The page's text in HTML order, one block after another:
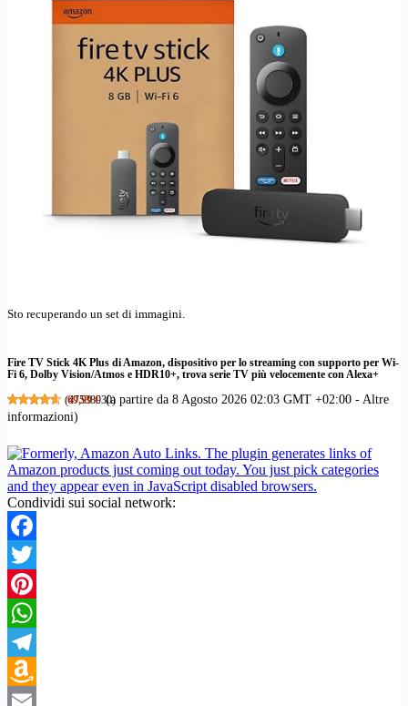
Sto recuperando un set di immagini.
Fire TV Stick 4K Plus di Amazon, dispositivo per lo streaming con supporto per Wi-
Fi 6, Dolby Vision/Atmos e HDR10+, trova serie TV più velocemente con Alexa+
(47538930)
69,99 € (a partire da 8 Agosto 2026 02:03 GMT +02:00 - Altre
informazioni)
Condividi sui social network:
Facebook
Twitter
Pinterest
WhatsApp
Telegram
Amazon